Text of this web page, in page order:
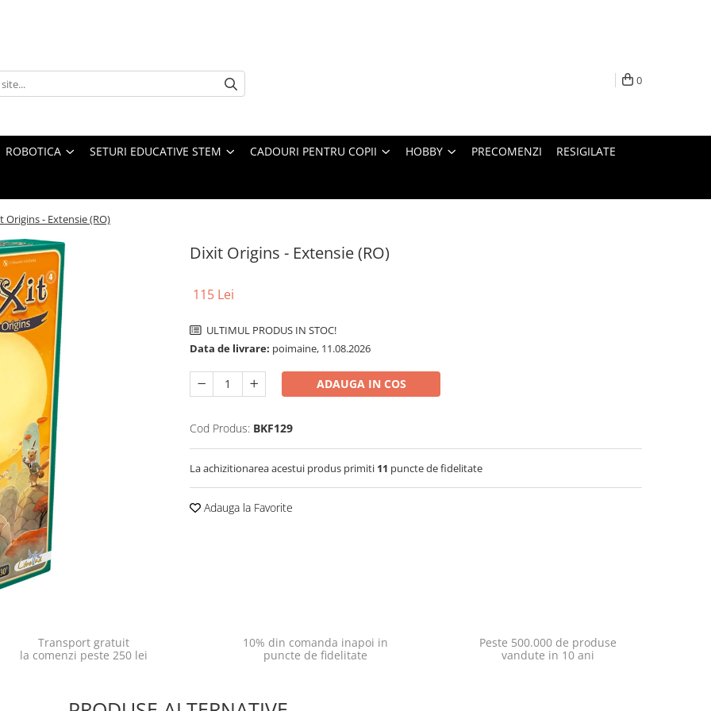
0
ROBOTICA SETURI EDUCATIVE STEM CADOURI PENTRU COPII HOBBY PRECOMENZI RESIGILATE
Origins - Extensie (RO)
Dixit Origins - Extensie (RO)
115 Lei
ULTIMUL PRODUS IN STOC!
Data de livrare: poimaine, 11.08.2026
ADAUGA IN COS
Cod Produs: BKF129
La achizitionarea acestui produs primiti 11 puncte de fidelitate
Adauga la Favorite
Transport gratuit
la comenzi peste 250 lei
10% din comanda inapoi in
puncte de fidelitate
Peste 500.000 de produse
vandute in 10 ani